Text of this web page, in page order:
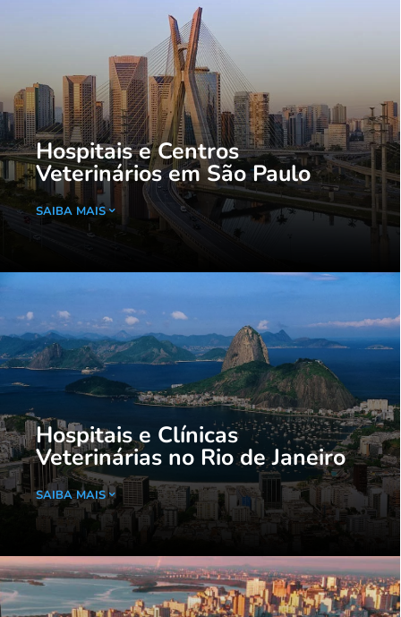
Hospitais e Centros
Veterinários em São Paulo
SAIBA MAIS
Hospitais e Clínicas
Veterinárias no Rio de Janeiro
SAIBA MAIS